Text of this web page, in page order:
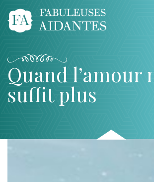
Quand l’amour
suffit plus